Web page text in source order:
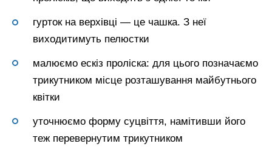
гурток на верхівці — це чашка. З неї
виходитимуть пелюстки
малюємо ескіз проліска: для цього позначаємо
трикутником місце розташування майбутнього
квітки
уточнюємо форму суцвіття, намітивши його
теж перевернутим трикутником